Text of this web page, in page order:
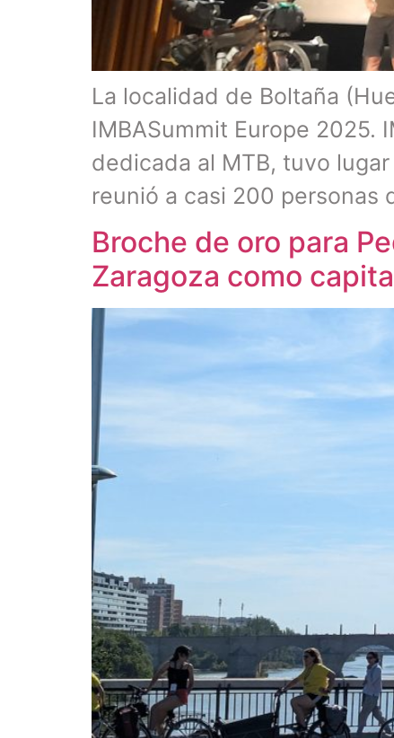
La localidad de Boltaña
IMBASummit Europe 2025.
dedicada al MTB, tuvo
reunió a casi 200 personas
Broche de oro para
Zaragoza como